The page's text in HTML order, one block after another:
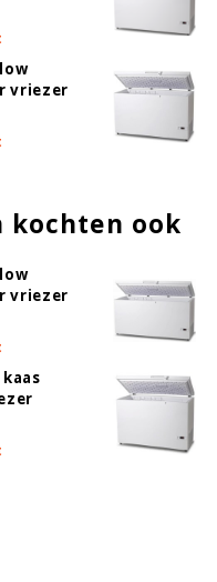
vriezer
kochten ook
vriezer
kaas